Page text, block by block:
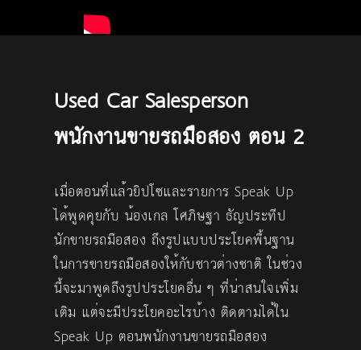
Used Car Salesperson
พนักงานขายรถมือสอง ตอน 2
เมื่อตอนที่แล้วยิปโซและรายการ Speak Up
ได้พูดคุยกับ น้องเกล โศภิษฐา ธัญประทีป
นักขายรถมือสอง ถึงรูปแบบประโยคพื้นฐาน
ในการขายรถมือสองให้กับชาวต่างชาติ ในช่วง
นี้จะมาพูดถึงรูปประโยคอื่น ๆ ที่น่าสนใจเพิ่ม
เติม แต่จะมีประโยคอะไรบ้าง ติดตามได้ใน
Speak Up ตอนพนักงานขายรถมือสอง